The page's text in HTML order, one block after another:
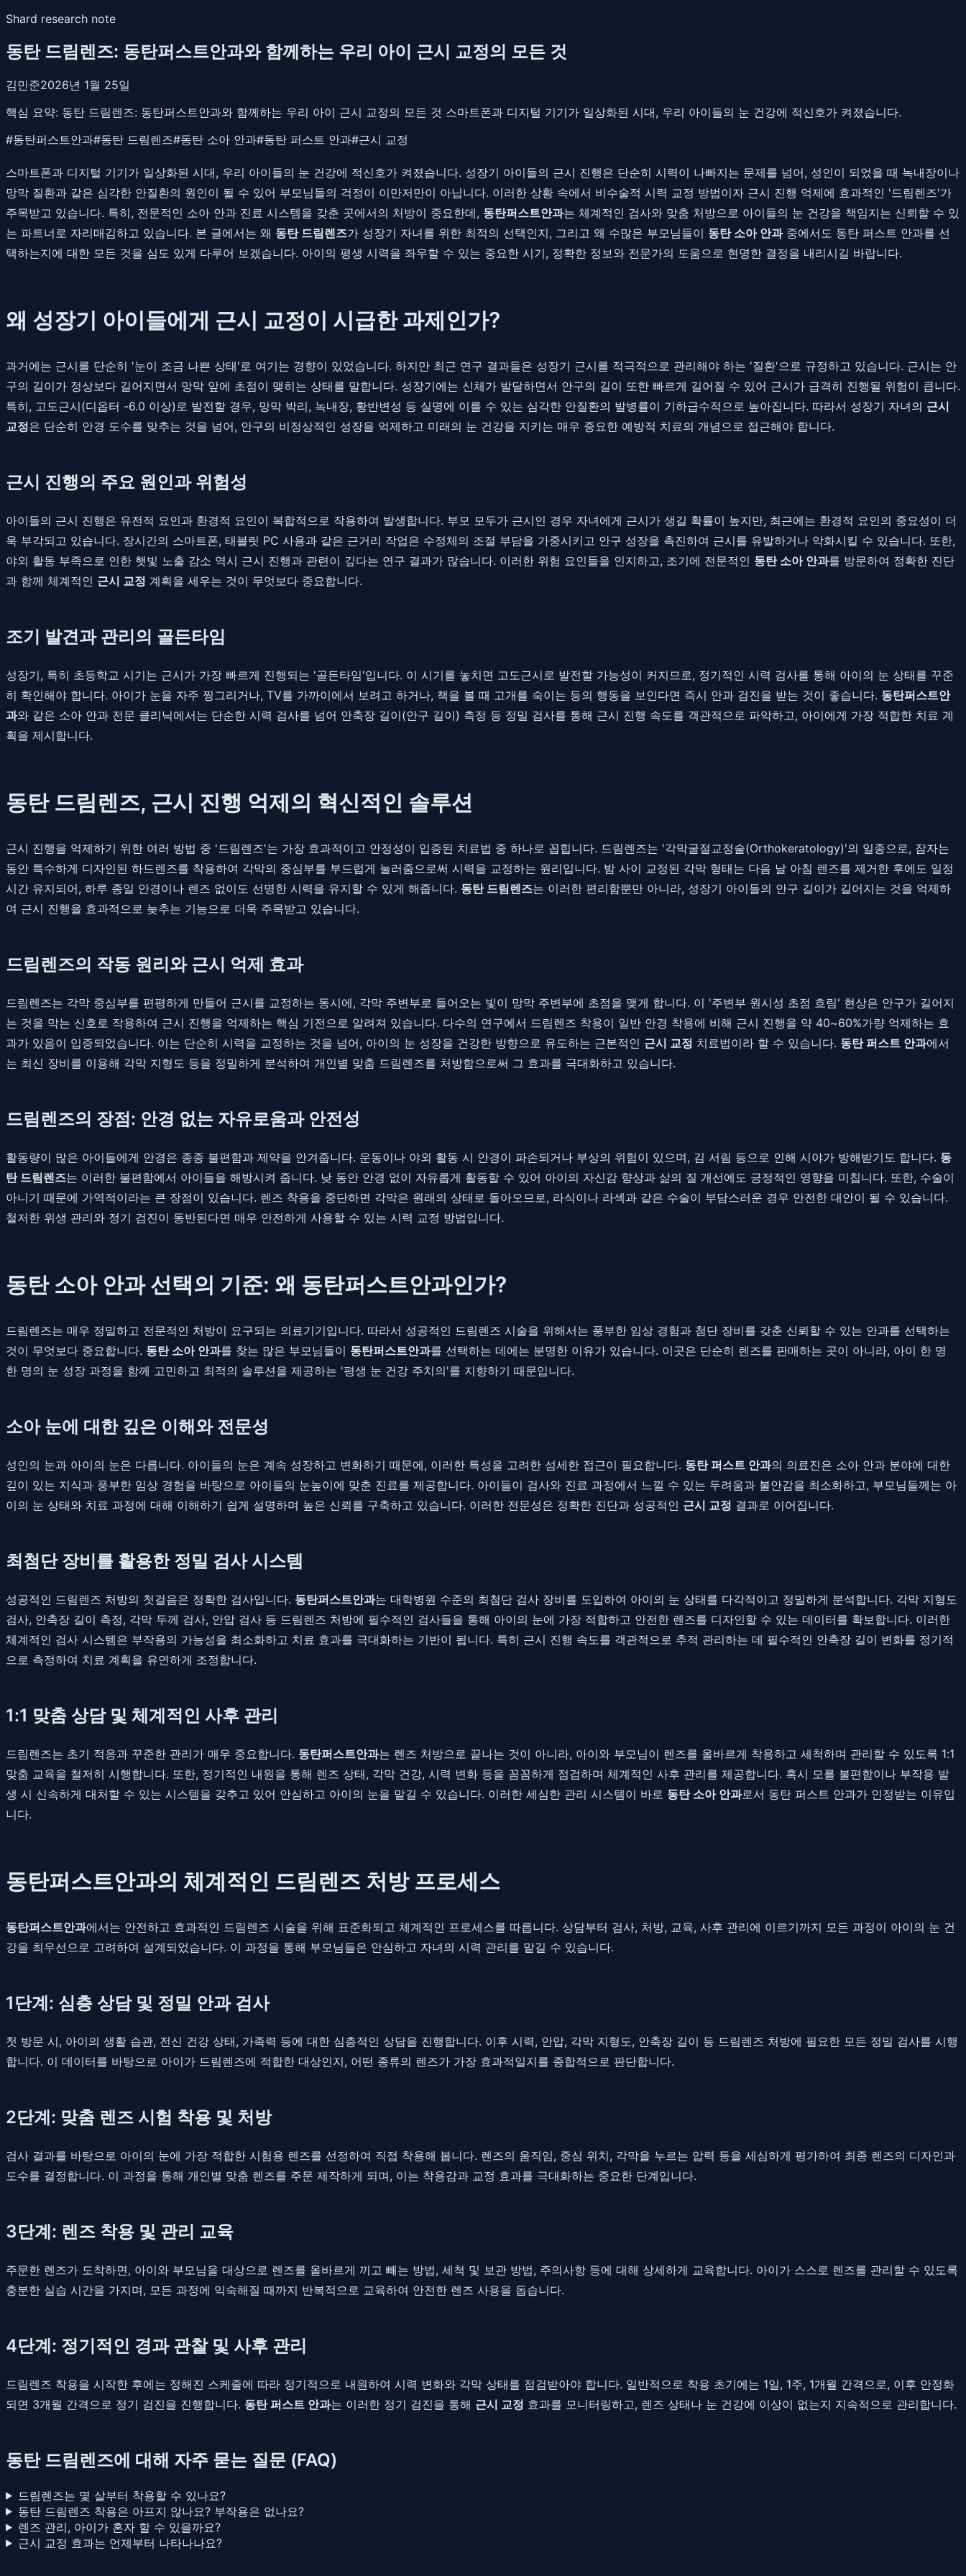
Shard research note
동탄 드림렌즈: 동탄퍼스트안과와 함께하는 우리 아이 근시 교정의 모든 것
김민준2026년 1월 25일
핵심 요약: 동탄 드림렌즈: 동탄퍼스트안과와 함께하는 우리 아이 근시 교정의 모든 것 스마트폰과 디지털 기기가 일상화된 시대, 우리 아이들의 눈 건강에 적신호가 켜졌습니다.
#동탄퍼스트안과#동탄 드림렌즈#동탄 소아 안과#동탄 퍼스트 안과#근시 교정
스마트폰과 디지털 기기가 일상화된 시대, 우리 아이들의 눈 건강에 적신호가 켜졌습니다. 성장기 아이들의 근시 진행은 단순히 시력이 나빠지는 문제를 넘어, 성인이 되었을 때 녹내장이나
망막 질환과 같은 심각한 안질환의 원인이 될 수 있어 부모님들의 걱정이 이만저만이 아닙니다. 이러한 상황 속에서 비수술적 시력 교정 방법이자 근시 진행 억제에 효과적인 '드림렌즈'가
주목받고 있습니다. 특히, 전문적인 소아 안과 진료 시스템을 갖춘 곳에서의 처방이 중요한데, 동탄퍼스트안과는 체계적인 검사와 맞춤 처방으로 아이들의 눈 건강을 책임지는 신뢰할 수 있
는 파트너로 자리매김하고 있습니다. 본 글에서는 왜 동탄 드림렌즈가 성장기 자녀를 위한 최적의 선택인지, 그리고 왜 수많은 부모님들이 동탄 소아 안과중에서도 동탄 퍼스트 안과를 선
택하는지에 대한 모든 것을 심도 있게 다루어 보겠습니다. 아이의 평생 시력을 좌우할 수 있는 중요한 시기, 정확한 정보와 전문가의 도움으로 현명한 결정을 내리시길 바랍니다.
왜 성장기 아이들에게 근시 교정이 시급한 과제인가?
과거에는 근시를 단순히 '눈이 조금 나쁜 상태'로 여기는 경향이 있었습니다. 하지만 최근 연구 결과들은 성장기 근시를 적극적으로 관리해야 하는 '질환'으로 규정하고 있습니다. 근시는 안
구의 길이가 정상보다 길어지면서 망막 앞에 초점이 맺히는 상태를 말합니다. 성장기에는 신체가 발달하면서 안구의 길이 또한 빠르게 길어질 수 있어 근시가 급격히 진행될 위험이 큽니다.
특히, 고도근시(디옵터 -6.0 이상)로 발전할 경우, 망막 박리, 녹내장, 황반변성 등 실명에 이를 수 있는 심각한 안질환의 발병률이 기하급수적으로 높아집니다. 따라서 성장기 자녀의 근시
교정은 단순히 안경 도수를 맞추는 것을 넘어, 안구의 비정상적인 성장을 억제하고 미래의 눈 건강을 지키는 매우 중요한 예방적 치료의 개념으로 접근해야 합니다.
근시 진행의 주요 원인과 위험성
아이들의 근시 진행은 유전적 요인과 환경적 요인이 복합적으로 작용하여 발생합니다. 부모 모두가 근시인 경우 자녀에게 근시가 생길 확률이 높지만, 최근에는 환경적 요인의 중요성이 더
욱 부각되고 있습니다. 장시간의 스마트폰, 태블릿 PC 사용과 같은 근거리 작업은 수정체의 조절 부담을 가중시키고 안구 성장을 촉진하여 근시를 유발하거나 악화시킬 수 있습니다. 또한,
야외 활동 부족으로 인한 햇빛 노출 감소 역시 근시 진행과 관련이 깊다는 연구 결과가 많습니다. 이러한 위험 요인들을 인지하고, 조기에 전문적인 동탄 소아 안과를 방문하여 정확한 진단
과 함께 체계적인 근시 교정 계획을 세우는 것이 무엇보다 중요합니다.
조기 발견과 관리의 골든타임
성장기, 특히 초등학교 시기는 근시가 가장 빠르게 진행되는 '골든타임'입니다. 이 시기를 놓치면 고도근시로 발전할 가능성이 커지므로, 정기적인 시력 검사를 통해 아이의 눈 상태를 꾸준
히 확인해야 합니다. 아이가 눈을 자주 찡그리거나, TV를 가까이에서 보려고 하거나, 책을 볼 때 고개를 숙이는 등의 행동을 보인다면 즉시 안과 검진을 받는 것이 좋습니다. 동탄퍼스트안
과와 같은 소아 안과 전문 클리닉에서는 단순한 시력 검사를 넘어 안축장 길이(안구 길이) 측정 등 정밀 검사를 통해 근시 진행 속도를 객관적으로 파악하고, 아이에게 가장 적합한 치료 계
획을 제시합니다.
동탄 드림렌즈, 근시 진행 억제의 혁신적인 솔루션
근시 진행을 억제하기 위한 여러 방법 중 '드림렌즈'는 가장 효과적이고 안정성이 입증된 치료법 중 하나로 꼽힙니다. 드림렌즈는 '각막굴절교정술(Orthokeratology)'의 일종으로, 잠자는
동안 특수하게 디자인된 하드렌즈를 착용하여 각막의 중심부를 부드럽게 눌러줌으로써 시력을 교정하는 원리입니다. 밤 사이 교정된 각막 형태는 다음 날 아침 렌즈를 제거한 후에도 일정
시간 유지되어, 하루 종일 안경이나 렌즈 없이도 선명한 시력을 유지할 수 있게 해줍니다. 동탄 드림렌즈는 이러한 편리함뿐만 아니라, 성장기 아이들의 안구 길이가 길어지는 것을 억제하
여 근시 진행을 효과적으로 늦추는 기능으로 더욱 주목받고 있습니다.
드림렌즈의 작동 원리와 근시 억제 효과
드림렌즈는 각막 중심부를 편평하게 만들어 근시를 교정하는 동시에, 각막 주변부로 들어오는 빛이 망막 주변부에 초점을 맺게 합니다. 이 '주변부 원시성 초점 흐림' 현상은 안구가 길어지
는 것을 막는 신호로 작용하여 근시 진행을 억제하는 핵심 기전으로 알려져 있습니다. 다수의 연구에서 드림렌즈 착용이 일반 안경 착용에 비해 근시 진행을 약 40~60%가량 억제하는 효
과가 있음이 입증되었습니다. 이는 단순히 시력을 교정하는 것을 넘어, 아이의 눈 성장을 건강한 방향으로 유도하는 근본적인 근시 교정 치료법이라 할 수 있습니다. 동탄 퍼스트 안과에서
는 최신 장비를 이용해 각막 지형도 등을 정밀하게 분석하여 개인별 맞춤 드림렌즈를 처방함으로써 그 효과를 극대화하고 있습니다.
드림렌즈의 장점: 안경 없는 자유로움과 안전성
활동량이 많은 아이들에게 안경은 종종 불편함과 제약을 안겨줍니다. 운동이나 야외 활동 시 안경이 파손되거나 부상의 위험이 있으며, 김 서림 등으로 인해 시야가 방해받기도 합니다. 동
탄 드림렌즈는 이러한 불편함에서 아이들을 해방시켜 줍니다. 낮 동안 안경 없이 자유롭게 활동할 수 있어 아이의 자신감 향상과 삶의 질 개선에도 긍정적인 영향을 미칩니다. 또한, 수술이
아니기 때문에 가역적이라는 큰 장점이 있습니다. 렌즈 착용을 중단하면 각막은 원래의 상태로 돌아오므로, 라식이나 라섹과 같은 수술이 부담스러운 경우 안전한 대안이 될 수 있습니다.
철저한 위생 관리와 정기 검진이 동반된다면 매우 안전하게 사용할 수 있는 시력 교정 방법입니다.
동탄 소아 안과 선택의 기준: 왜 동탄퍼스트안과인가?
드림렌즈는 매우 정밀하고 전문적인 처방이 요구되는 의료기기입니다. 따라서 성공적인 드림렌즈 시술을 위해서는 풍부한 임상 경험과 첨단 장비를 갖춘 신뢰할 수 있는 안과를 선택하는
것이 무엇보다 중요합니다. 동탄 소아 안과를 찾는 많은 부모님들이 동탄퍼스트안과를 선택하는 데에는 분명한 이유가 있습니다. 이곳은 단순히 렌즈를 판매하는 곳이 아니라, 아이 한 명
한 명의 눈 성장 과정을 함께 고민하고 최적의 솔루션을 제공하는 '평생 눈 건강 주치의'를 지향하기 때문입니다.
소아 눈에 대한 깊은 이해와 전문성
성인의 눈과 아이의 눈은 다릅니다. 아이들의 눈은 계속 성장하고 변화하기 때문에, 이러한 특성을 고려한 섬세한 접근이 필요합니다. 동탄 퍼스트 안과의 의료진은 소아 안과 분야에 대한
깊이 있는 지식과 풍부한 임상 경험을 바탕으로 아이들의 눈높이에 맞춘 진료를 제공합니다. 아이들이 검사와 진료 과정에서 느낄 수 있는 두려움과 불안감을 최소화하고, 부모님들께는 아
이의 눈 상태와 치료 과정에 대해 이해하기 쉽게 설명하며 높은 신뢰를 구축하고 있습니다. 이러한 전문성은 정확한 진단과 성공적인 근시 교정 결과로 이어집니다.
최첨단 장비를 활용한 정밀 검사 시스템
성공적인 드림렌즈 처방의 첫걸음은 정확한 검사입니다. 동탄퍼스트안과는 대학병원 수준의 최첨단 검사 장비를 도입하여 아이의 눈 상태를 다각적이고 정밀하게 분석합니다. 각막 지형도
검사, 안축장 길이 측정, 각막 두께 검사, 안압 검사 등 드림렌즈 처방에 필수적인 검사들을 통해 아이의 눈에 가장 적합하고 안전한 렌즈를 디자인할 수 있는 데이터를 확보합니다. 이러한
체계적인 검사 시스템은 부작용의 가능성을 최소화하고 치료 효과를 극대화하는 기반이 됩니다. 특히 근시 진행 속도를 객관적으로 추적 관리하는 데 필수적인 안축장 길이 변화를 정기적
으로 측정하여 치료 계획을 유연하게 조정합니다.
1:1 맞춤 상담 및 체계적인 사후 관리
드림렌즈는 초기 적응과 꾸준한 관리가 매우 중요합니다. 동탄퍼스트안과는 렌즈 처방으로 끝나는 것이 아니라, 아이와 부모님이 렌즈를 올바르게 착용하고 세척하며 관리할 수 있도록 1:1
맞춤 교육을 철저히 시행합니다. 또한, 정기적인 내원을 통해 렌즈 상태, 각막 건강, 시력 변화 등을 꼼꼼하게 점검하며 체계적인 사후 관리를 제공합니다. 혹시 모를 불편함이나 부작용 발
생 시 신속하게 대처할 수 있는 시스템을 갖추고 있어 안심하고 아이의 눈을 맡길 수 있습니다. 이러한 세심한 관리 시스템이 바로 동탄 소아 안과로서 동탄 퍼스트 안과가 인정받는 이유입
니다.
동탄퍼스트안과의 체계적인 드림렌즈 처방 프로세스
동탄퍼스트안과에서는 안전하고 효과적인 드림렌즈 시술을 위해 표준화되고 체계적인 프로세스를 따릅니다. 상담부터 검사, 처방, 교육, 사후 관리에 이르기까지 모든 과정이 아이의 눈 건
강을 최우선으로 고려하여 설계되었습니다. 이 과정을 통해 부모님들은 안심하고 자녀의 시력 관리를 맡길 수 있습니다.
1단계: 심층 상담 및 정밀 안과 검사
첫 방문 시, 아이의 생활 습관, 전신 건강 상태, 가족력 등에 대한 심층적인 상담을 진행합니다. 이후 시력, 안압, 각막 지형도, 안축장 길이 등 드림렌즈 처방에 필요한 모든 정밀 검사를 시행
합니다. 이 데이터를 바탕으로 아이가 드림렌즈에 적합한 대상인지, 어떤 종류의 렌즈가 가장 효과적일지를 종합적으로 판단합니다.
2단계: 맞춤 렌즈 시험 착용 및 처방
검사 결과를 바탕으로 아이의 눈에 가장 적합한 시험용 렌즈를 선정하여 직접 착용해 봅니다. 렌즈의 움직임, 중심 위치, 각막을 누르는 압력 등을 세심하게 평가하여 최종 렌즈의 디자인과
도수를 결정합니다. 이 과정을 통해 개인별 맞춤 렌즈를 주문 제작하게 되며, 이는 착용감과 교정 효과를 극대화하는 중요한 단계입니다.
3단계: 렌즈 착용 및 관리 교육
주문한 렌즈가 도착하면, 아이와 부모님을 대상으로 렌즈를 올바르게 끼고 빼는 방법, 세척 및 보관 방법, 주의사항 등에 대해 상세하게 교육합니다. 아이가 스스로 렌즈를 관리할 수 있도록
충분한 실습 시간을 가지며, 모든 과정에 익숙해질 때까지 반복적으로 교육하여 안전한 렌즈 사용을 돕습니다.
4단계: 정기적인 경과 관찰 및 사후 관리
드림렌즈 착용을 시작한 후에는 정해진 스케줄에 따라 정기적으로 내원하여 시력 변화와 각막 상태를 점검받아야 합니다. 일반적으로 착용 초기에는 1일, 1주, 1개월 간격으로, 이후 안정화
되면 3개월 간격으로 정기 검진을 진행합니다. 동탄 퍼스트 안과는 이러한 정기 검진을 통해 근시 교정 효과를 모니터링하고, 렌즈 상태나 눈 건강에 이상이 없는지 지속적으로 관리합니다.
동탄 드림렌즈에 대해 자주 묻는 질문 (FAQ)
드림렌즈는 몇 살부터 착용할 수 있나요?
동탄 드림렌즈 착용은 아프지 않나요? 부작용은 없나요?
렌즈 관리, 아이가 혼자 할 수 있을까요?
근시 교정 효과는 언제부터 나타나나요?